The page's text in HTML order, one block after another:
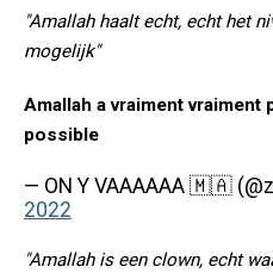
"Amallah haalt echt, echt het
mogelijk"
Amallah a vraiment vraiment
possible
— ON Y VAAAAAA 🇲🇦
2022
"Amallah is een clown, echt